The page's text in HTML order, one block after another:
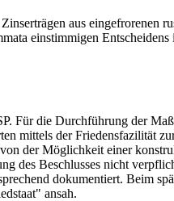
aus eingefrorenen
einstimmigen Entscheidens
Für die Durchführung der
mittels der Friedensfazilität
der Möglichkeit einer
des Beschlusses nicht
dokumentiert. Beim
ansah.